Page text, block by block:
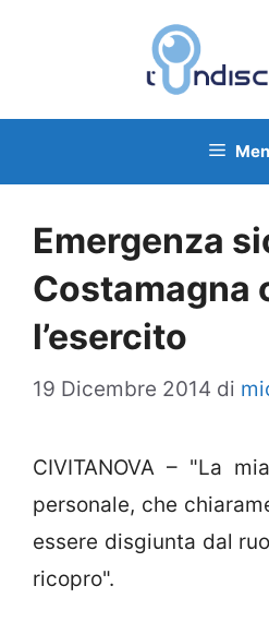
Emergenza
Costamagna
l’esercito
19 Dicembre 2014 di
CIVITANOVA – "La
personale, che
essere disgiunta dal
ricopro".